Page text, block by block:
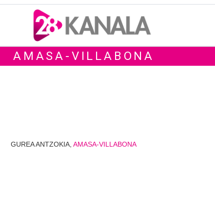
AMASA-VILLABONA
GUREA ANTZOKIA, AMASA-VILLABONA